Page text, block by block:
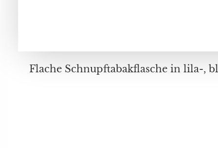
Flache Schnupftabakflasche in lila-, blauen-, rotbraunen Farbtönen, unleserlich signiert und datiert 2011, mit Kupferverschluss, Durchmesser ca. 7, 5 cm,